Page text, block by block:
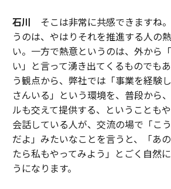
石川 そこは非常に共感できますね
うのは、やはりそれを推進する人の
い。一方で熱意というのは、外から
い」と言って湧き出てくるものでも
う観点から、弊社では「事業を経験
さんいる」という環境を、普段から
ルも交えて提供する、ということも
会話している人が、交流の場で「こ
だよ」みたいなことを言うと、「あ
たら私もやってみよう」とごく自然
うになります。